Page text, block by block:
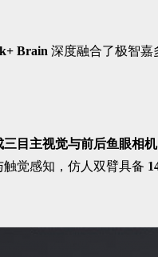
Brain 深度融合了极智嘉
三目主视觉与前后鱼眼相
觉感知，仿人双臂具备